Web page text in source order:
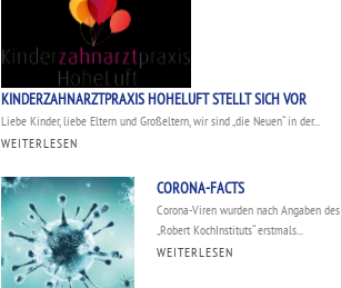
KINDERZAHNARZTPRAXIS HOHELUFT STELLT SICH VOR
Liebe Kinder, liebe Eltern und Großeltern, wir sind „die Neuen“ in der...
WEITERLESEN
CORONA-FACTS
Corona-Viren wurden nach Angaben des
„Robert KochInstituts“ erstmals...
WEITERLESEN